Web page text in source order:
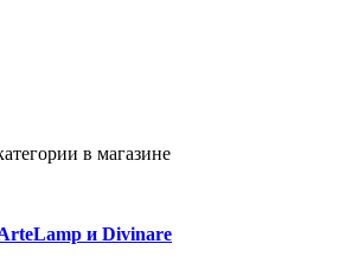
в магазине
и Divinare